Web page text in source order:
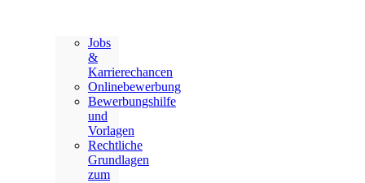
Jobs
&
Karrierechancen
Onlinebewerbung
Bewerbungshilfe
und
Vorlagen
Rechtliche
Grundlagen
zum